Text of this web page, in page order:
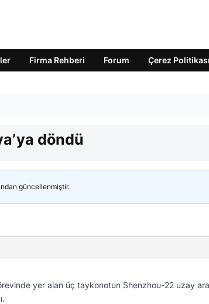
Firma Rehberi Forum Çerez Politikası
döndü
güncellenmiştir.
yer alan üç taykonotun Shenzhou-22 uzay